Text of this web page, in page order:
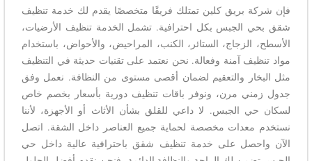
فإن شركة بريق كلين تمتلك فريقًا متخصصًا يقدم لك خدمة تنظيف
شقق بحي الجبس بكل احترافية. تشمل الخدمة تنظيف الأرضيات،
الأسطح، الزجاج، الستائر، الكنب، المراحيض، والأحواض، باستخدام
مواد تنظيف آمنة وفعالة. نحن نعتمد على تقنيات حديثة في التنظيف
مثل البخار والتعقيم لضمان أقصى مستوى من النظافة. نعمل وفق
جدول زمني مرن، ونوفر باقات تنظيف دورية بأسعار بخصم خاص
لسكان حي الجبس. لا داعي للقلق بشأن الأثاث أو الأجهزة، لأننا
نستخدم معدات مخصصة لحماية جميع العناصر داخل الشقة. اتصل
الآن واحصل على خدمة تنظيف شقق باحترافية عالية داخل حي